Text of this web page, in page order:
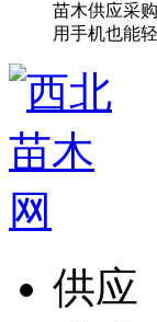
苗木供应采
用手机也能
供应